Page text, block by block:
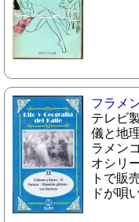
フラメ
テレビ
儀と地
ラメン
オシリ
トで販
ドが唄